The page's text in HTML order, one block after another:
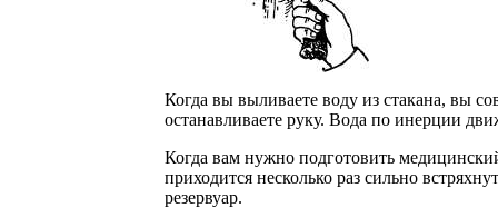
Когда вы выливаете воду из стакана, вы
останавливаете руку. Вода по инерции
Когда вам нужно подготовить
приходится несколько раз сильно
резервуар.